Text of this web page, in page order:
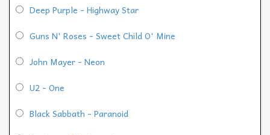
Deep Purple - Highway Star
Guns N' Roses - Sweet Child O' Mine
John Mayer - Neon
U2 - One
Black Sabbath - Paranoid